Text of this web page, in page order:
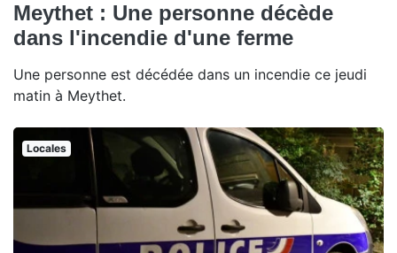
Meythet : Une personne décède
dans l'incendie d'une ferme
Une personne est décédée dans un incendie ce jeudi
matin à Meythet.
Locales